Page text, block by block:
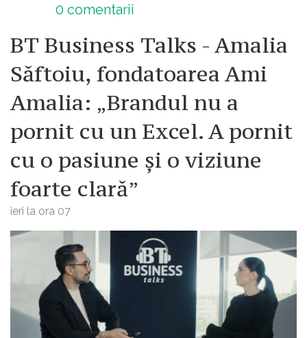
0 comentarii
BT Business Talks - Amalia
Săftoiu, fondatoarea Ami
Amalia: „Brandul nu a
pornit cu un Excel. A pornit
cu o pasiune și o viziune
foarte clară”
ieri la ora 07